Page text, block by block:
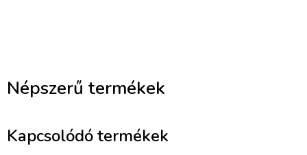
Népszerű termékek
Kapcsolódó termékek